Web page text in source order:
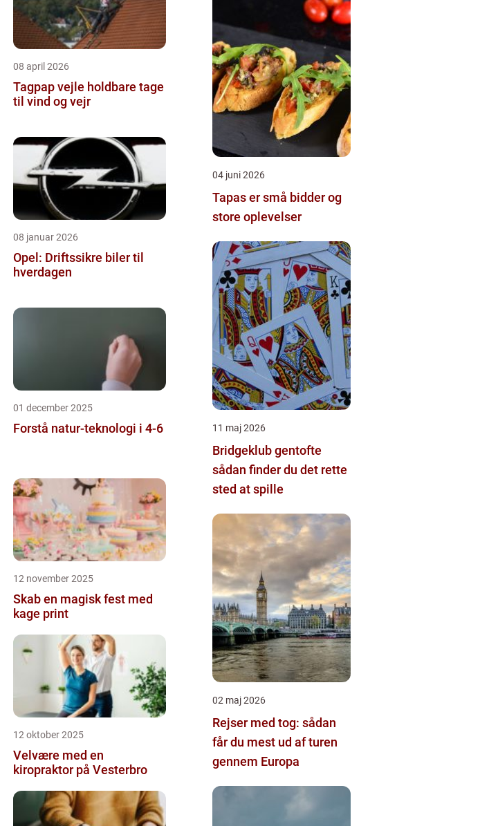
08 april 2026
Tagpap vejle holdbare tage
til vind og vejr
08 januar 2026
Opel: Driftssikre biler til
hverdagen
01 december 2025
Forstå natur-teknologi i 4-6
12 november 2025
Skab en magisk fest med
kage print
12 oktober 2025
Velvære med en
kiropraktor på Vesterbro
04 juni 2026
Tapas er små bidder og
store oplevelser
11 maj 2026
Bridgeklub gentofte
sådan finder du det rette
sted at spille
02 maj 2026
Rejser med tog: sådan
får du mest ud af turen
gennem Europa